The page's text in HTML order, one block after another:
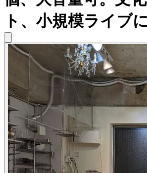
ト、小規模ライブ